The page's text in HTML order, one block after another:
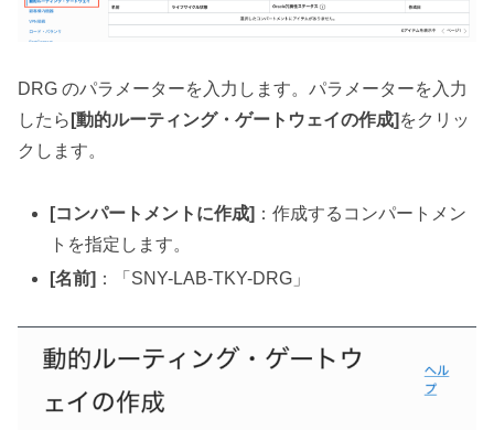
DRG のパラメーターを入力します。パラメーターを入力
したら [動的ルーティング・ゲートウェイの作成] をクリッ
クします。
[コンパートメントに作成] ：作成するコンパートメン
トを指定します。
[名前] ：「SNY-LAB-TKY-DRG」